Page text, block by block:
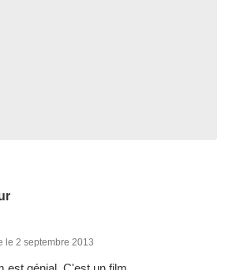
le 2 septembre 2013